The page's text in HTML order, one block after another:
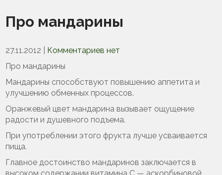
Про мандарины
27.11.2012
Комментариев нет
Про мандарины
Мандарины способствуют повышению аппетита и
улучшению обменных процессов.
Оранжевый цвет мандарина вызывает ощущение
радости и душевного подъема.
При употреблении этого фрукта лучше усваивается
пища.
Главное достоинство мандаринов заключается в